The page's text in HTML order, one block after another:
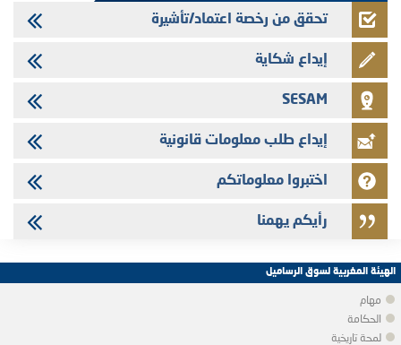
تحقق من رخصة اعتماد/تأشيرة
إيداع شكاية
SESAM
إيداع طلب معلومات قانونية
اختبروا معلوماتكم
رأيكم يهمنا
الهيئة المغربية لسوق الرساميل
مهام
الحكامة
لمحة تاريخية